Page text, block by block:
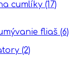
cumlíky (17)
fliaš (6)
(2)